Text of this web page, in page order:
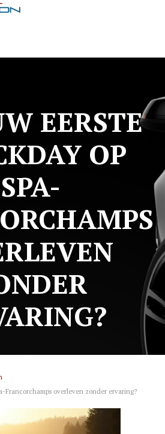
EERSTE
OP
SPA-
Francorchamps overleven zonder ervaring?